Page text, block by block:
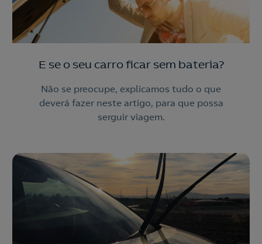
E se o seu carro ficar sem bateria?
Não se preocupe, explicamos tudo o que
deverá fazer neste artigo, para que possa
serguir viagem.